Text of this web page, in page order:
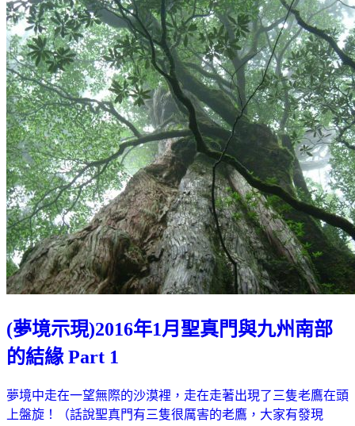
(夢境示現)2016年1月聖真門與九州南部
的結緣 Part 1
夢境中走在一望無際的沙漠裡，走在走著出現了三隻老鷹在頭
上盤旋！（話說聖真門有三隻很厲害的老鷹，大家有發現